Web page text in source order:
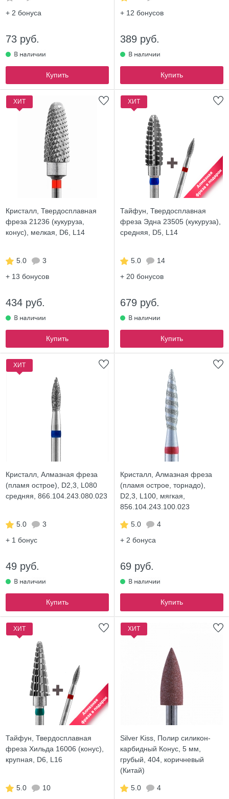
+ 2 бонуса
73 руб.
Купить
+ 12 бонусов
389 руб.
Купить
ХИТ
Кристалл, Твердосплавная
фреза 21236 (кукуруза,
конус), мелкая, D6, L14
5.0
3
+ 13 бонусов
434 руб.
Купить
ХИТ
Тайфун, Твердосплавная
фреза Эдна 23505 (кукуруза),
средняя, D5, L14
5.0
14
+ 20 бонусов
679 руб.
Купить
ХИТ
Кристалл, Алмазная фреза
(пламя острое), D2,3, L080
средняя, 866.104.243.080.023
5.0
3
+ 1 бонус
49 руб.
Купить
Кристалл, Алмазная фреза
(пламя острое, торнадо),
D2,3, L100, мягкая,
856.104.243.100.023
5.0
4
+ 2 бонуса
69 руб.
Купить
ХИТ
Тайфун, Твердосплавная
фреза Хильда 16006 (конус),
крупная, D6, L16
5.0
10
ХИТ
Silver Kiss, Полир силикон-
карбидный Конус, 5 мм,
грубый, 404, коричневый
(Китай)
5.0
4